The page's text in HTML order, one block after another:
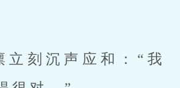
立刻沉声应和：“我